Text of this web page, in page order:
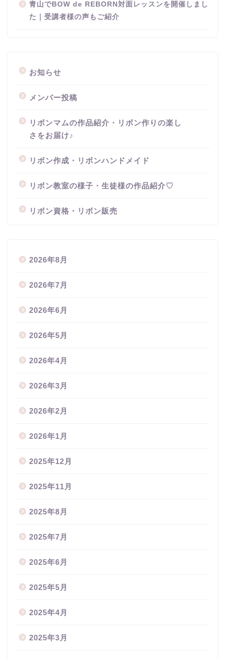
青山でBOW de REBORN対面レッスンを開催しまし
た｜受講者様の声もご紹介
お知らせ
メンバー投稿
リボンマムの作品紹介・リボン作りの楽し
さをお届け♪
リボン作成・リボンハンドメイド
リボン教室の様子・生徒様の作品紹介♡
リボン資格・リボン販売
2026年8月
2026年7月
2026年6月
2026年5月
2026年4月
2026年3月
2026年2月
2026年1月
2025年12月
2025年11月
2025年8月
2025年7月
2025年6月
2025年5月
2025年4月
2025年3月